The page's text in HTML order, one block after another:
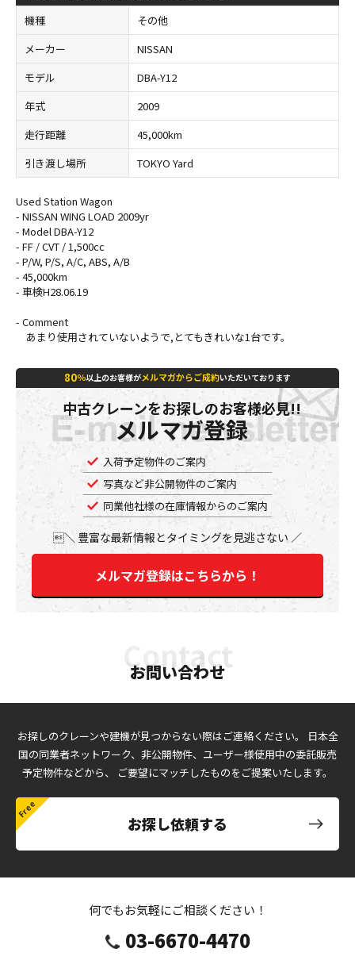
機種
その他
メーカー
NISSAN
モデル
DBA-Y12
年式
2009
走行距離
45,000km
引き渡し場所
TOKYO Yard
Used Station Wagon
- NISSAN WING LOAD 2009yr
- Model DBA-Y12
- FF / CVT / 1,500cc
- P/W, P/S, A/C, ABS, A/B
- 45,000km
- 車検H28.06.19
- Comment
あまり使用されていないようで,とてもきれいな1台です。
80％以上のお客様がメルマガからご成約いただいております
中古クレーンをお探しのお客様必見!!
メルマガ登録
入荷予定物件のご案内
写真など非公開物件のご案内
同業他社様の在庫情報からのご案内
豊富な最新情報とタイミングを見逃さない
メルマガ登録はこちらから！
お問い合わせ
お探しのクレーンや建機が見つからない際はご連絡ください。
日本全
国の同業者ネットワーク、非公開物件、ユーザー様使用中の委託販売
予定物件などから、
ご要望にマッチしたものをご提案いたします。
お探し依頼する
何でもお気軽にご相談ください！
03-6670-4470